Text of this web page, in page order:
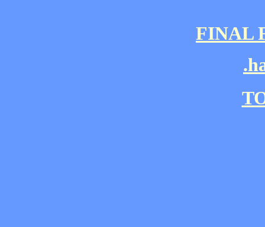
FINAL